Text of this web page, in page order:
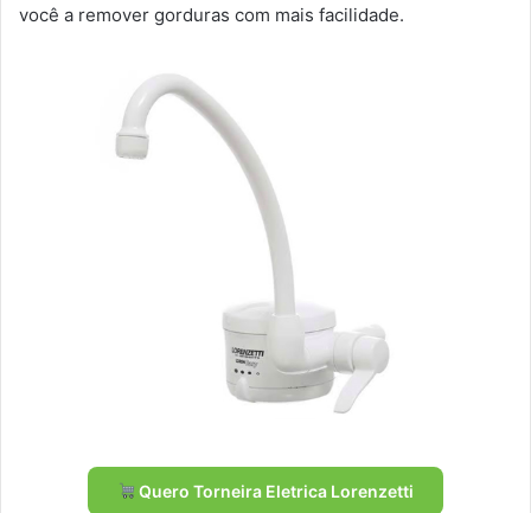
você a remover gorduras com mais facilidade.
Quero Torneira Eletrica Lorenzetti